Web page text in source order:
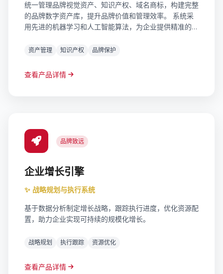
统一管理品牌视觉资产、知识产权、域名商标，构建完整
的品牌数字资产库，提升品牌价值和管理效率。 系统采
用先进的机器学习和人工智能算法，为企业提供精准的数
视化报表输出，帮助企业快速响应市场变化。
资产管理 知识产权 品牌保护
查看产品详情
品牌致远
企业增长引擎
✨ 战略规划与执行系统
基于数据分析制定增长战略，跟踪执行进度，优化资源配
置，助力企业实现可持续的规模化增长。
战略规划 执行跟踪 资源优化
查看产品详情